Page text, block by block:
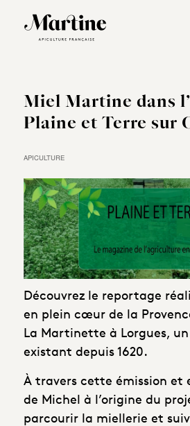
Miel Martine dans
Plaine et Terre sur
APICULTURE
Découvrez le reportage
en plein cœur de la
La Martinette à Lorgues,
existant depuis 1620.
À travers cette émission et
de Michel à l’origine du
parcourir la miellerie et